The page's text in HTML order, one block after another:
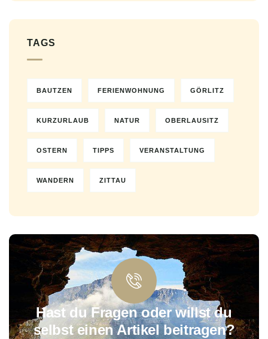
TAGS
BAUTZEN FERIENWOHNUNG GÖRLITZ
KURZURLAUB NATUR OBERLAUSITZ
OSTERN TIPPS VERANSTALTUNG
WANDERN ZITTAU
Hast du Fragen oder willst du
selbst einen Artikel beitragen?